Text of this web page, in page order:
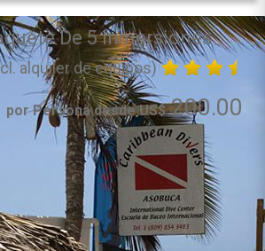
De 5 Inmersiones
alquiler de equipos)
por Persona desde US$200.00